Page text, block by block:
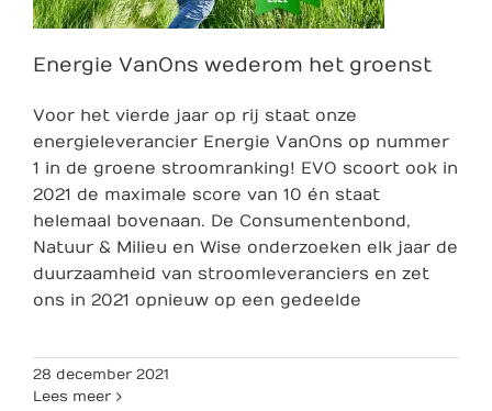
Energie VanOns wederom het groenst
Voor het vierde jaar op rij staat onze
energieleverancier Energie VanOns op nummer
1 in de groene stroomranking! EVO scoort ook in
2021 de maximale score van 10 én staat
helemaal bovenaan. De Consumentenbond,
Natuur & Milieu en Wise onderzoeken elk jaar de
duurzaamheid van stroomleveranciers en zet
ons in 2021 opnieuw op een gedeelde
28 december 2021
Lees meer